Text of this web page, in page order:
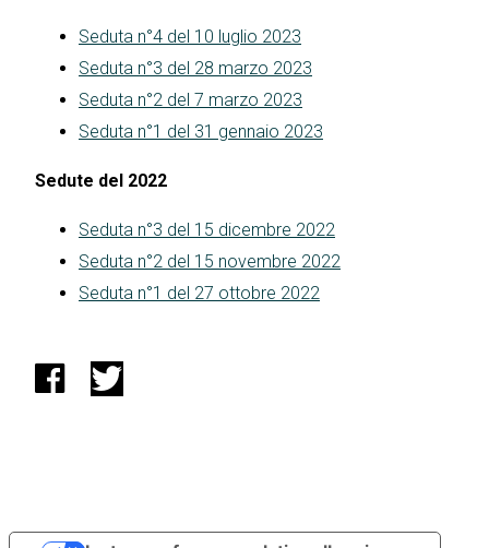
Seduta n°4 del 10 luglio 2023
Seduta n°3 del 28 marzo 2023
Seduta n°2 del 7 marzo 2023
Seduta n°1 del 31 gennaio 2023
Sedute del 2022
Seduta n°3 del 15 dicembre 2022
Seduta n°2 del 15 novembre 2022
Seduta n°1 del 27 ottobre 2022